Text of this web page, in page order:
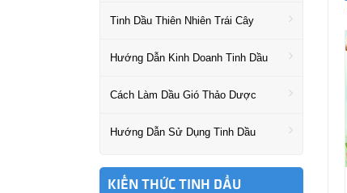
Tinh Dầu Thiên Nhiên Trái Cây
Hướng Dẫn Kinh Doanh Tinh Dầu
Cách Làm Dầu Gió Thảo Dược
Hướng Dẫn Sử Dụng Tinh Dầu
KIẾN THỨC TINH DẦU